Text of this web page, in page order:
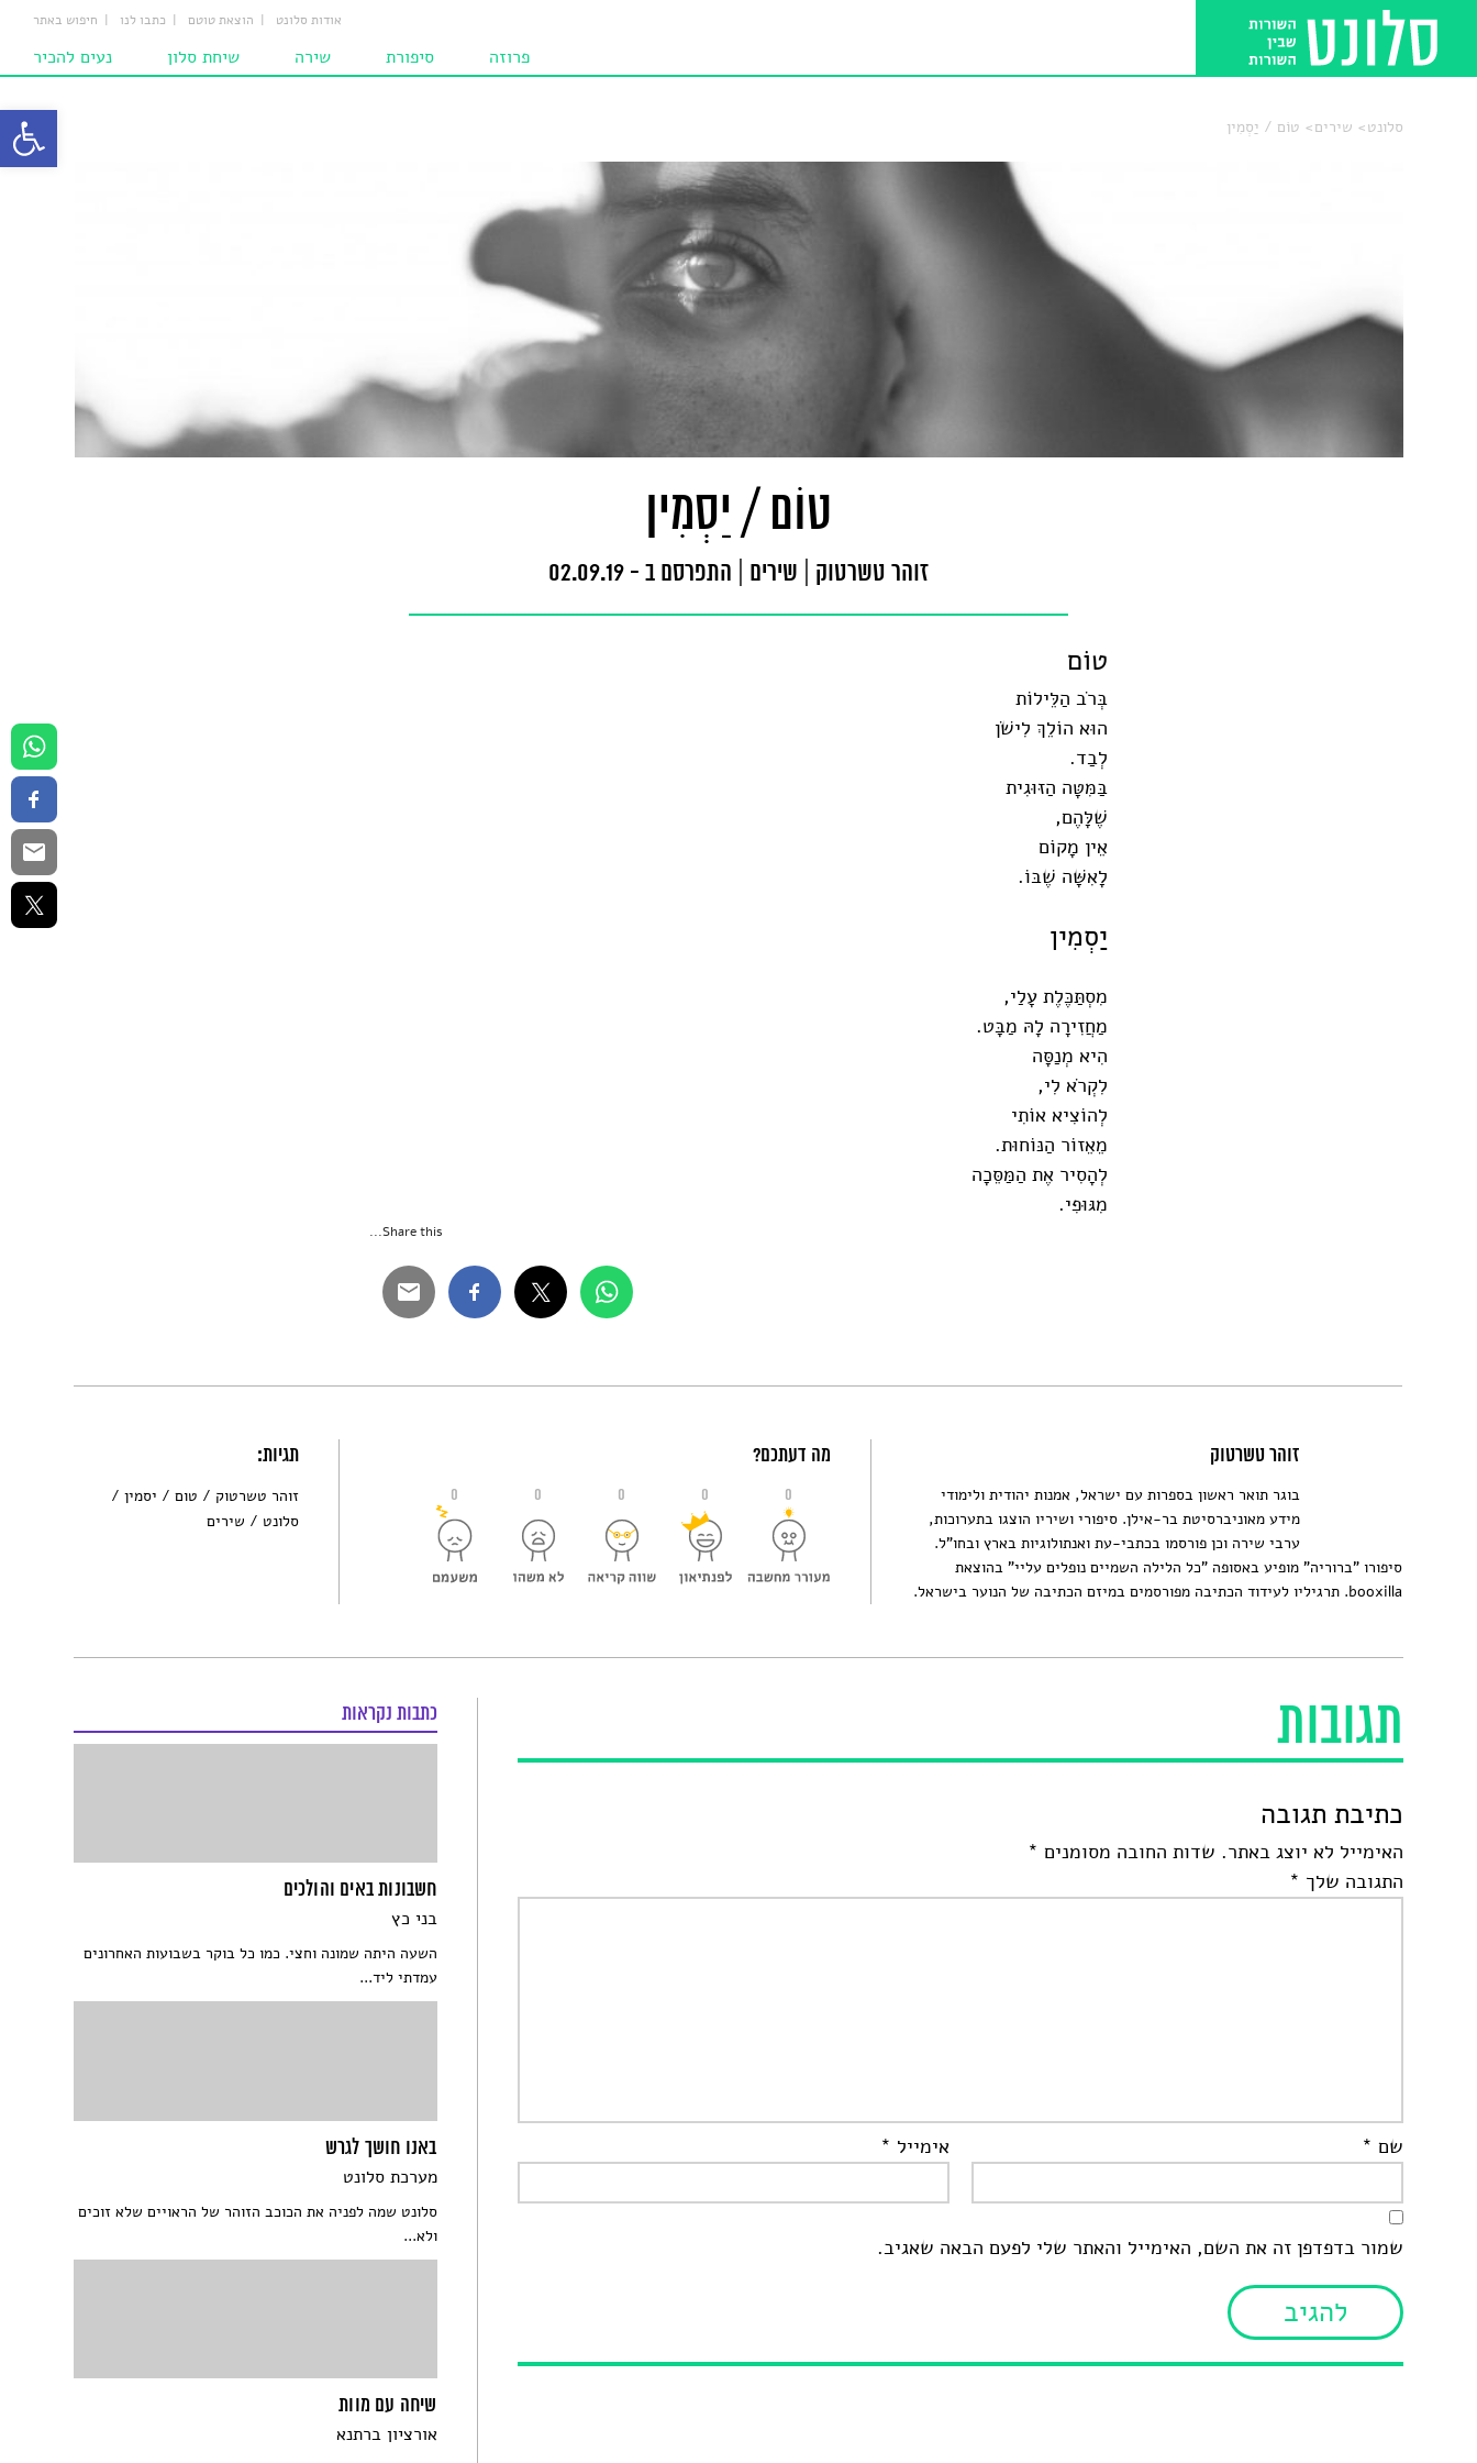
פתח
חיפוש באתר כתבו לנו הוצאת טוטם אודות סלונט
נעים להכיר
שיחת סלון
שירה
סיפורת
פרוזה
טנא ביכורים‎‎
טיפים
סלונט שירים טוֹם / יַסְמִין
טוֹם / יַסְמִין
זוהר טשרטוק שירים התפרסם ב - 02.09.19
טוֹם
בְּרֹב הַלֵּילוֹת
הוּא הוֹלֵךְ לִישֹׁן
לְבַד.
בַּמִּטָּה הַזּוּגִית
שֶׁלָּהֶם,
אֵין מָקוֹם
לָאִשָּׁה שֶׁבּוֹ.
יַסְמִין
מִסְתַּכֶּלֶת עָלַי,
מַחֲזִירָה לָהּ מַבָּט.
הִיא מְנַסָּה
לִקְרֹא לִי,
לְהוֹצִיא אוֹתִי
מֵאֵזוֹר הַנּוֹחוּת.
לְהָסִיר אֶת הַמַּסֵּכָה
מִגּוּפִי.
Share this...
זוהר טשרטוק
בוגר תואר ראשון בספרות עם ישראל, אמנות יהודית ולימודי
מידע מאוניברסיטת בר-אילן. סיפורי ושיריו הוצגו בתערוכות,
ערבי שירה וכן פורסמו בכתבי-עת ואנתולוגיות בארץ ובחו"ל.
סיפורו "ברוריה" מופיע באסופה "כל הלילה השמיים נופלים עליי" בהוצאת
booxilla. תרגיליו לעידוד הכתיבה מפורסמים במיזם הכתיבה של הנוער בישראל.
מה דעתכם?
0 0 0 0 0
תגיות:
זוהר טשרטוק טום
יסמין
סלונט
שירים
תגובות
כתיבת תגובה
האימייל לא יוצג באתר. שדות החובה מסומנים *
התגובה שלך *
שם * אימייל *
שמור בדפדפן זה את השם, האימייל והאתר שלי לפעם הבאה שאגיב.
כתבות נקראות
חשבונות באים והולכים
בני כץ
השעה היתה שמונה וחצי. כמו כל בוקר בשבועות האחרונים
עמדתי ליד...
באנו חושך לגרש
מערכת סלונט
סלונט שמה לפניה את הכוכב הזוהר של הראויים שלא זוכים
ולא...
שיחה עם מוות
אורציון ברתנא